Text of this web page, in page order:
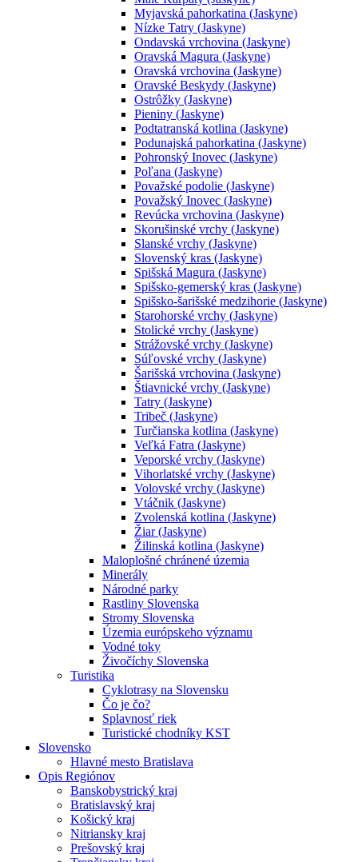
Myjavská pahorkatina (Jaskyne)
Nízke Tatry (Jaskyne)
Ondavská vrchovina (Jaskyne)
Oravská Magura (Jaskyne)
Oravská vrchovina (Jaskyne)
Oravské Beskydy (Jaskyne)
Ostrôžky (Jaskyne)
Pieniny (Jaskyne)
Podtatranská kotlina (Jaskyne)
Podunajská pahorkatina (Jaskyne)
Pohronský Inovec (Jaskyne)
Poľana (Jaskyne)
Považské podolie (Jaskyne)
Považský Inovec (Jaskyne)
Revúcka vrchovina (Jaskyne)
Skorušinské vrchy (Jaskyne)
Slanské vrchy (Jaskyne)
Slovenský kras (Jaskyne)
Spišská Magura (Jaskyne)
Spišsko-gemerský kras (Jaskyne)
Spišsko-šarišské medzihorie (Jaskyne)
Starohorské vrchy (Jaskyne)
Stolické vrchy (Jaskyne)
Strážovské vrchy (Jaskyne)
Súľovské vrchy (Jaskyne)
Šarišská vrchovina (Jaskyne)
Štiavnické vrchy (Jaskyne)
Tatry (Jaskyne)
Tribeč (Jaskyne)
Turčianska kotlina (Jaskyne)
Veľká Fatra (Jaskyne)
Veporské vrchy (Jaskyne)
Vihorlatské vrchy (Jaskyne)
Volovské vrchy (Jaskyne)
Vtáčnik (Jaskyne)
Zvolenská kotlina (Jaskyne)
Žiar (Jaskyne)
Žilinská kotlina (Jaskyne)
Maloplošné chránené územia
Minerály
Národné parky
Rastliny Slovenska
Stromy Slovenska
Územia európskeho významu
Vodné toky
Živočíchy Slovenska
Turistika
Cyklotrasy na Slovensku
Čo je čo?
Splavnosť riek
Turistické chodníky KST
Slovensko
Hlavné mesto Bratislava
Opis Regiónov
Banskobystrický kraj
Bratislavský kraj
Košický kraj
Nitriansky kraj
Prešovský kraj